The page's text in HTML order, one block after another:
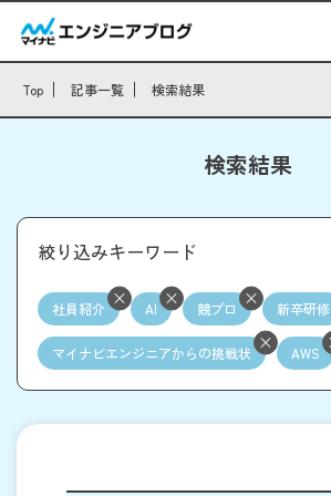
Top 記事一覧 検索結果
検索結果
絞り込みキーワード
社員紹介 AI 競プロ 新卒研修
マイナビエンジニアからの挑戦状 AWS